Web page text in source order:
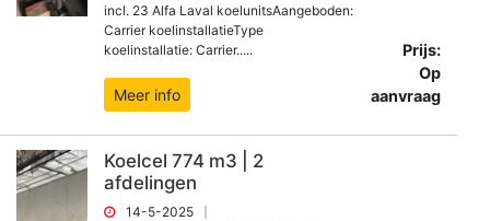
incl. 23 Alfa Laval koelunitsAangeboden:
Carrier koelinstallatieType
koelinstallatie: Carrier.....
Meer info
Prijs:
Op
aanvraag
Koelcel 774 m3 | 2
afdelingen
14-5-2025